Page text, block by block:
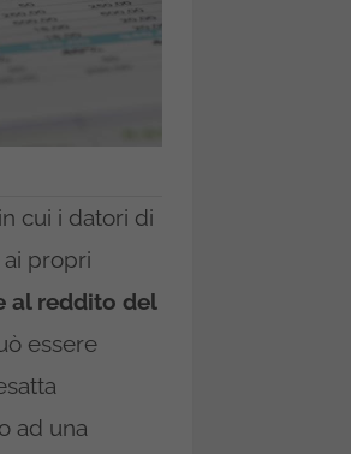
cui i datori di
ai propri
al reddito del
essere
ad una